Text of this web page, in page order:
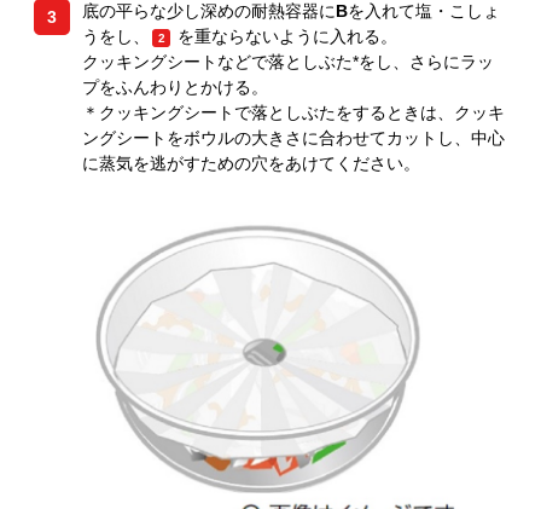
3 底の平らな少し深めの耐熱容器にBを入れて塩・こしょ
うをし、
2
を重ならないように入れる。
クッキングシートなどで落としぶた*をし、さらにラッ
プをふんわりとかける。
＊クッキングシートで落としぶたをするときは、クッキ
ングシートをボウルの大きさに合わせてカットし、中心
に蒸気を逃がすための穴をあけてください。